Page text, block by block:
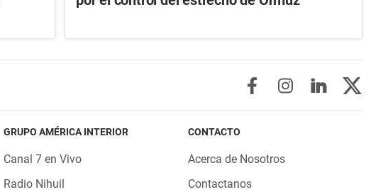
GRUPO AMÉRICA INTERIOR
Canal 7 en Vivo
Radio Nihuil
CONTACTO
Acerca de Nosotros
Contactanos